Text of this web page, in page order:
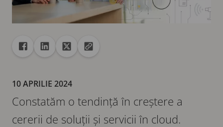
Distribuire
Distribuire pe Facebook
Distribuire pe Linkedin
Distribuire pe X
Copiați adresa URL pe clipboard
10 APRILIE 2024
Constatăm o tendință în creștere a
cererii de soluții și servicii în cloud.